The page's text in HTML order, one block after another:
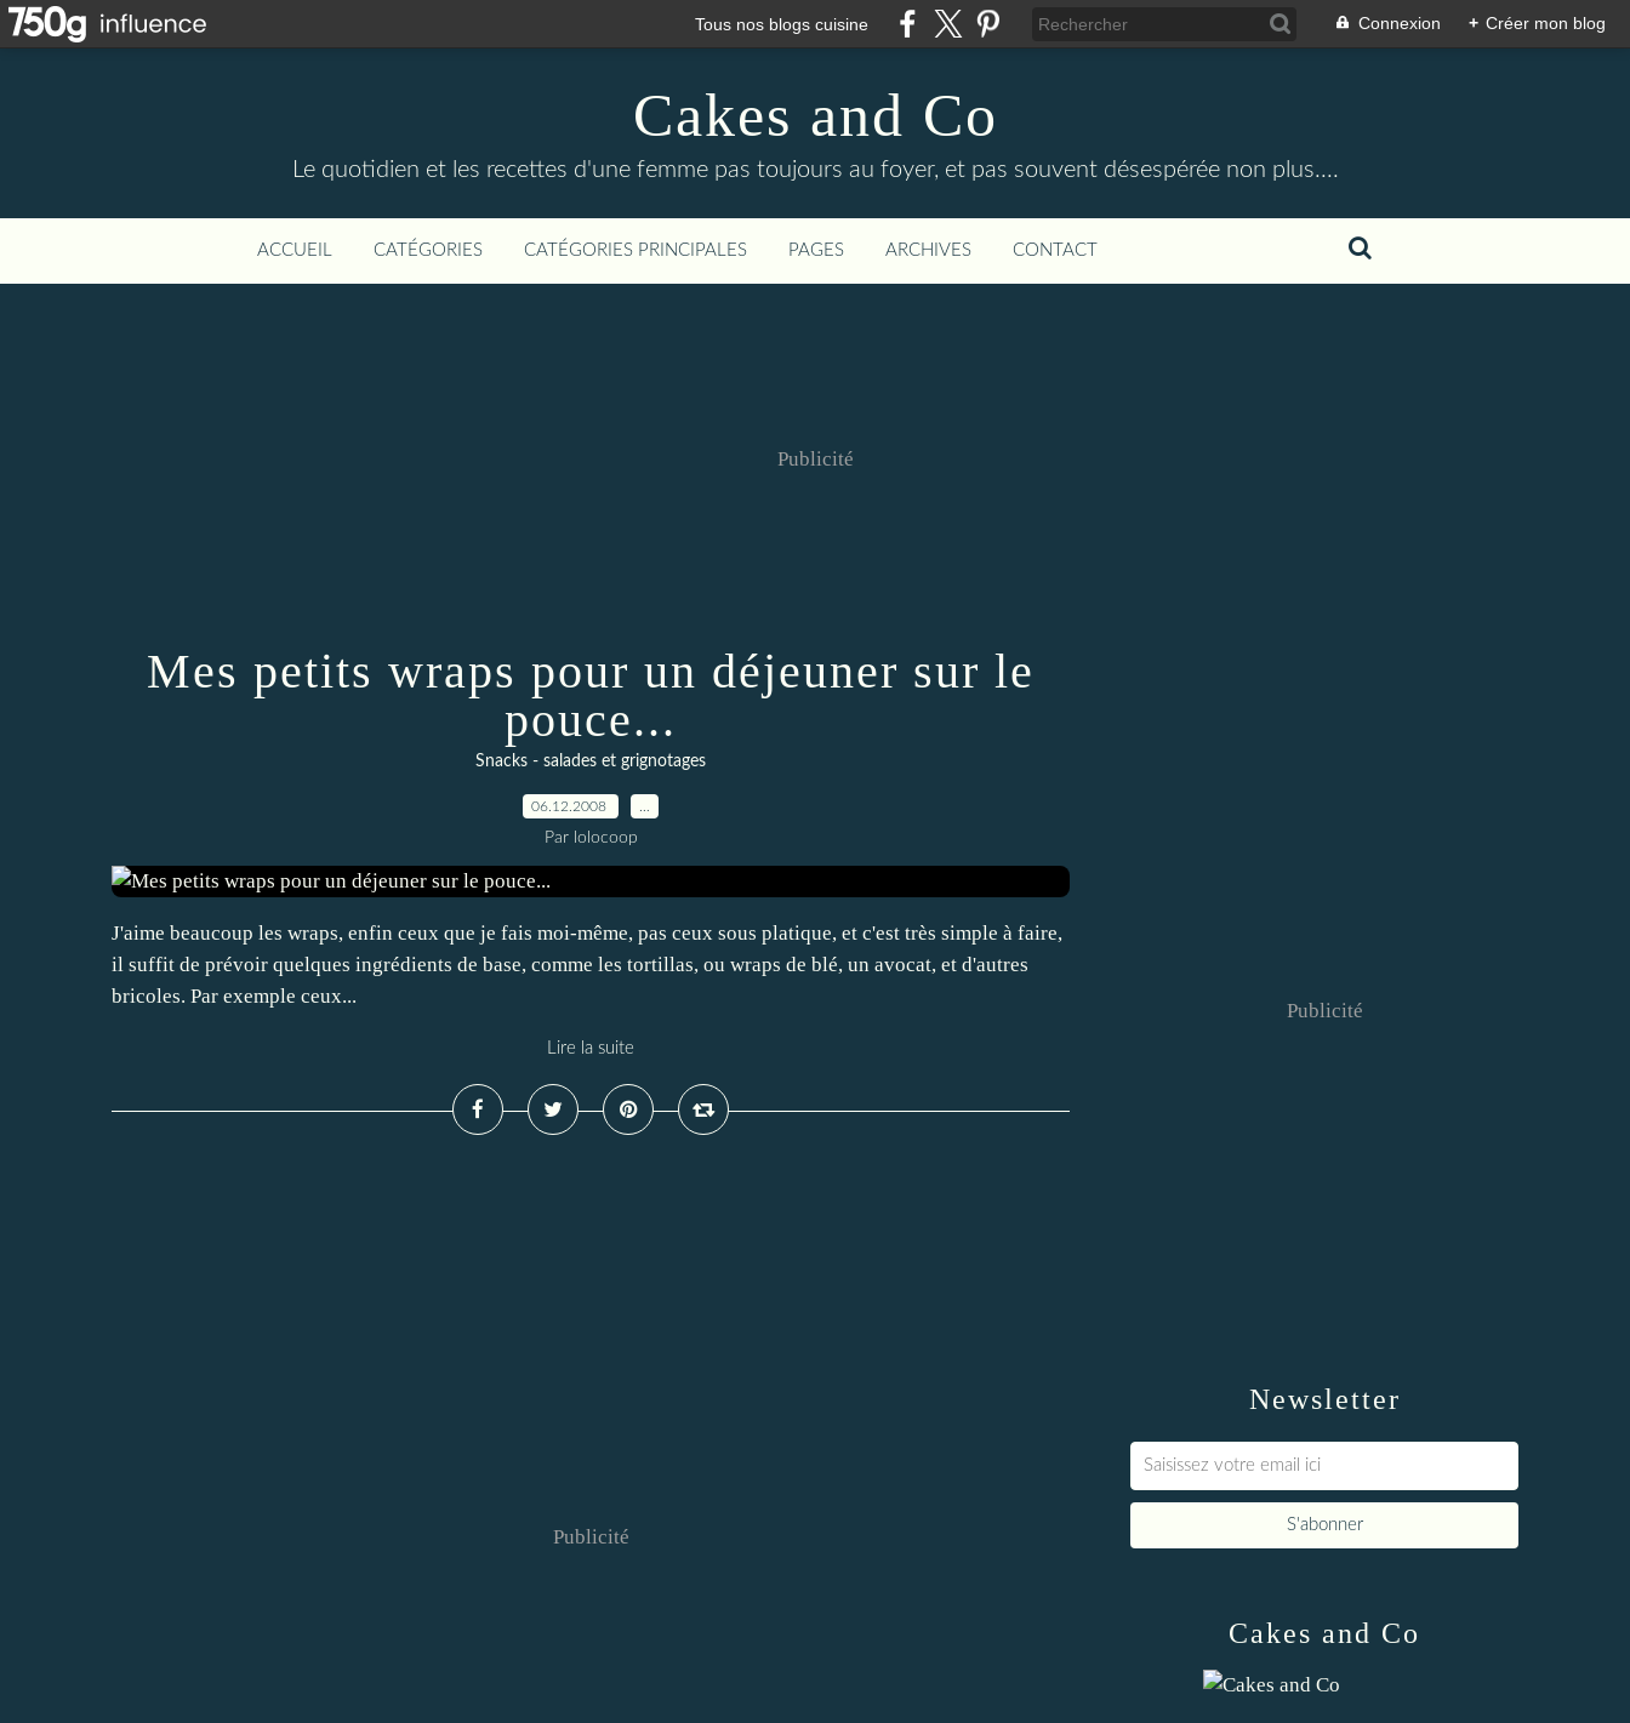
Tous nos blogs cuisine Connexion + Créer mon blog
Cakes and Co
Le quotidien et les recettes d'une femme pas toujours au foyer, et pas souvent désespérée non plus....
ACCUEIL CATÉGORIES CATÉGORIES PRINCIPALES PAGES ARCHIVES CONTACT
Publicité
Mes petits wraps pour un déjeuner sur le
pouce...
Snacks - salades et grignotages
06.12.2008
Par lolocoop
J'aime beaucoup les wraps, enfin ceux que je fais moi-même, pas ceux sous platique, et c'est très simple à faire,
il suffit de prévoir quelques ingrédients de base, comme les tortillas, ou wraps de blé, un avocat, et d'autres
bricoles. Par exemple ceux...
Lire la suite
Publicité
Newsletter
Publicité
Cakes and Co